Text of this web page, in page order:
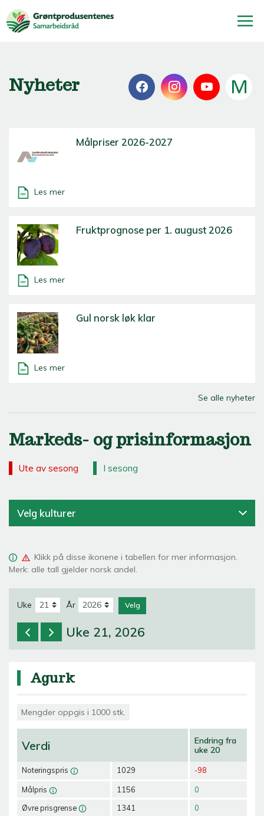
Nyheter
Målpriser 2026-2027
Les mer
Fruktprognose per 1. august 2026
Les mer
Gul norsk løk klar
Les mer
Se alle nyheter
Markeds- og prisinformasjon
Ute av sesong I sesong
Velg kulturer
Klikk på disse ikonene i tabellen for mer informasjon.
Merk: alle tall gjelder norsk andel.
Uke 21, 2026
Uke År Velg
Agurk
Mengder oppgis i 1000 stk.
Verdi
Noteringspris
Målpris
Øvre prisgrense
1029
1156
1341
Endring fra
uke 20
-98
0
0